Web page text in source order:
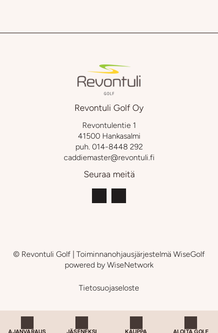
AJANVARAUS JÄSENEKSI KAUPPA ALOITA GOLF
Revontuli Golf Oy
Revontulentie 1
41500 Hankasalmi
puh. 014-8448 292
caddiemaster@revontuli.fi
Seuraa meitä
© Revontuli Golf | Toiminnanohjausjärjestelmä WiseGolf
powered by WiseNetwork
Tietosuojaseloste